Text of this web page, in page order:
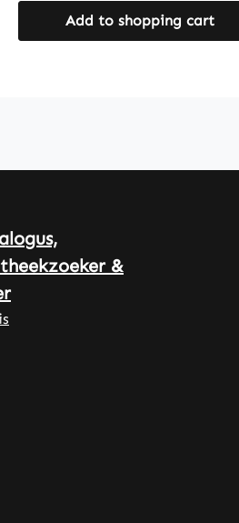
ongecompliceerde aanvulling
de dagelijkse voeding mogelijk
toevoegingen en kleurstoffen
Ontdek de voordelen: • Mangaan
Add to shopping cart
&